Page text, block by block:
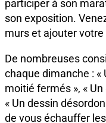
participer à son
son exposition.
murset ajouter
De nombreuses
chaque dimanche : «
moitié fermés », «
« Un dessin
de vous échauffer